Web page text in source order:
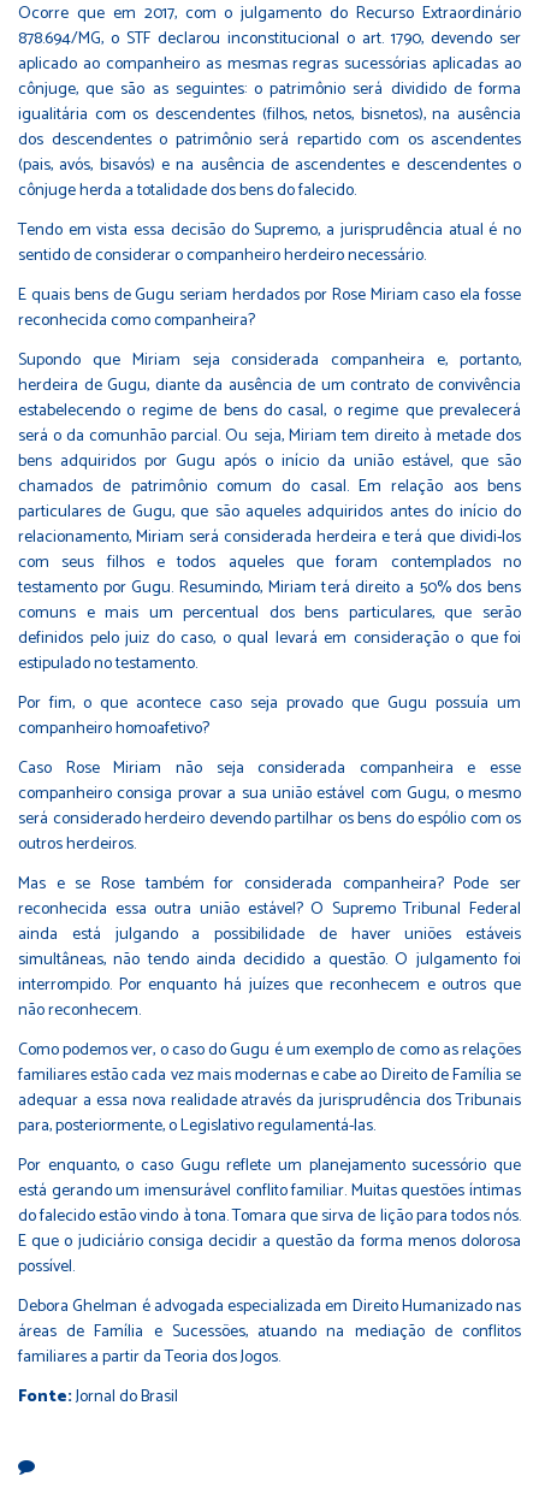
Ocorre que em 2017, com o julgamento do Recurso Extraordinário
878.694/MG, o STF declarou inconstitucional o art. 1790, devendo ser
aplicado ao companheiro as mesmas regras sucessórias aplicadas ao
cônjuge, que são as seguintes: o patrimônio será dividido de forma
igualitária com os descendentes (filhos, netos, bisnetos), na ausência
dos descendentes o patrimônio será repartido com os ascendentes
(pais, avós, bisavós) e na ausência de ascendentes e descendentes o
cônjuge herda a totalidade dos bens do falecido.
Tendo em vista essa decisão do Supremo, a jurisprudência atual é no
sentido de considerar o companheiro herdeiro necessário.
E quais bens de Gugu seriam herdados por Rose Miriam caso ela fosse
reconhecida como companheira?
Supondo que Miriam seja considerada companheira e, portanto,
herdeira de Gugu, diante da ausência de um contrato de convivência
estabelecendo o regime de bens do casal, o regime que prevalecerá
será o da comunhão parcial. Ou seja, Miriam tem direito à metade dos
bens adquiridos por Gugu após o início da união estável, que são
chamados de patrimônio comum do casal. Em relação aos bens
particulares de Gugu, que são aqueles adquiridos antes do início do
relacionamento, Miriam será considerada herdeira e terá que dividi-los
com seus filhos e todos aqueles que foram contemplados no
testamento por Gugu. Resumindo, Miriam terá direito a 50% dos bens
comuns e mais um percentual dos bens particulares, que serão
definidos pelo juiz do caso, o qual levará em consideração o que foi
estipulado no testamento.
Por fim, o que acontece caso seja provado que Gugu possuía um
companheiro homoafetivo?
Caso Rose Miriam não seja considerada companheira e esse
companheiro consiga provar a sua união estável com Gugu, o mesmo
será considerado herdeiro devendo partilhar os bens do espólio com os
outros herdeiros.
Mas e se Rose também for considerada companheira? Pode ser
reconhecida essa outra união estável? O Supremo Tribunal Federal
ainda está julgando a possibilidade de haver uniões estáveis
simultâneas, não tendo ainda decidido a questão. O julgamento foi
interrompido. Por enquanto há juízes que reconhecem e outros que
não reconhecem.
Como podemos ver, o caso do Gugu é um exemplo de como as relações
familiares estão cada vez mais modernas e cabe ao Direito de Família se
adequar a essa nova realidade através da jurisprudência dos Tribunais
para, posteriormente, o Legislativo regulamentá-las.
Por enquanto, o caso Gugu reflete um planejamento sucessório que
está gerando um imensurável conflito familiar. Muitas questões íntimas
do falecido estão vindo à tona. Tomara que sirva de lição para todos nós.
E que o judiciário consiga decidir a questão da forma menos dolorosa
possível.
Debora Ghelman é advogada especializada em Direito Humanizado nas
áreas de Família e Sucessões, atuando na mediação de conflitos
familiares a partir da Teoria dos Jogos.
Fonte:Jornal do Brasil